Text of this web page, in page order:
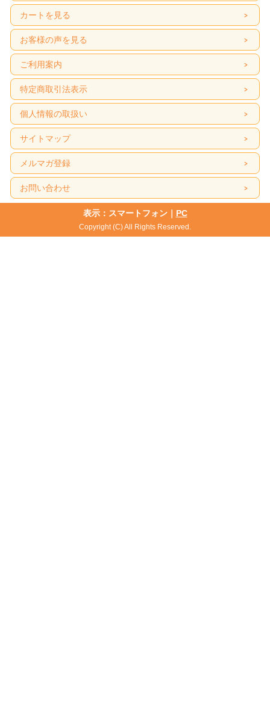
カートを見る
お客様の声を見る
ご利用案内
特定商取引法表示
個人情報の取扱い
サイトマップ
メルマガ登録
お問い合わせ
表示：スマートフォン｜ PC
Copyright (C) All Rights Reserved.